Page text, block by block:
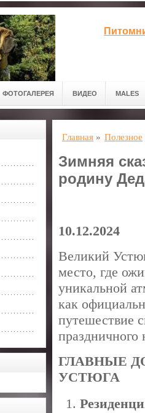
ФОТОГАЛЕРЕЯ ВИДЕО MALES
Главная » Полезное
Зимняя
родину
10.12.2024
Великий
место, где
уникальной
как
путешествие
ГЛАВНЫЕ
УСТЮГА